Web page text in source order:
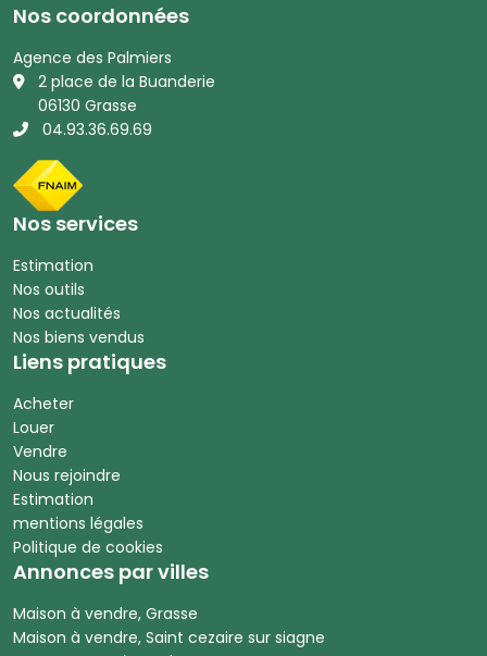
Nos coordonnées
Agence des Palmiers
2 place de la Buanderie
06130 Grasse
04.93.36.69.69
Nos services
Estimation
Nos outils
Nos actualités
Nos biens vendus
Liens pratiques
Acheter
Louer
Vendre
Nous rejoindre
Estimation
mentions légales
Politique de cookies
Annonces par villes
Maison à vendre, Grasse
Maison à vendre, Saint cezaire sur siagne